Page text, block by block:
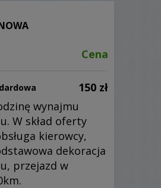
Cena
150 zł
wynajmu
W skład oferty
kierowcy,
dekoracja
przejazd w